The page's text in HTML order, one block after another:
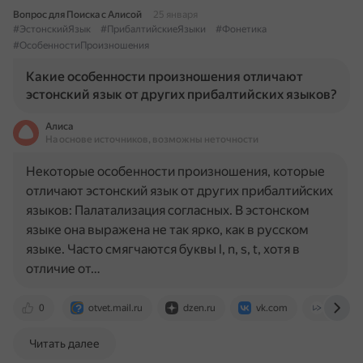
Вопрос для Поиска с Алисой
25 января
#ЭстонскийЯзык
#ПрибалтийскиеЯзыки
#Фонетика
#ОсобенностиПроизношения
Какие особенности произношения отличают
эстонский язык от других прибалтийских языков?
Алиса
На основе источников, возможны неточности
0 otvet.mail.ru dzen.ru vk.com
Некоторые особенности произношения, которые
отличают эстонский язык от других прибалтийских
языков: Палатализация согласных. В эстонском
языке она выражена не так ярко, как в русском
языке. Часто смягчаются буквы l, n, s, t, хотя в
отличие от…
Читать далее